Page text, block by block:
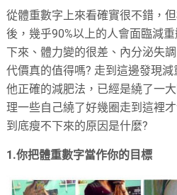
從體重數字上來看確實很不錯，
後，幾乎90%以上的人會面臨減
下來、體力變的很差、內分泌失
代價真的值得嗎? 走到這邊發現
他正確的減肥法，已經是繞了一
理一些自己繞了好幾圈走到這裡
到底瘦不下來的原因是什麼?
1.你把體重數字當作你的目標